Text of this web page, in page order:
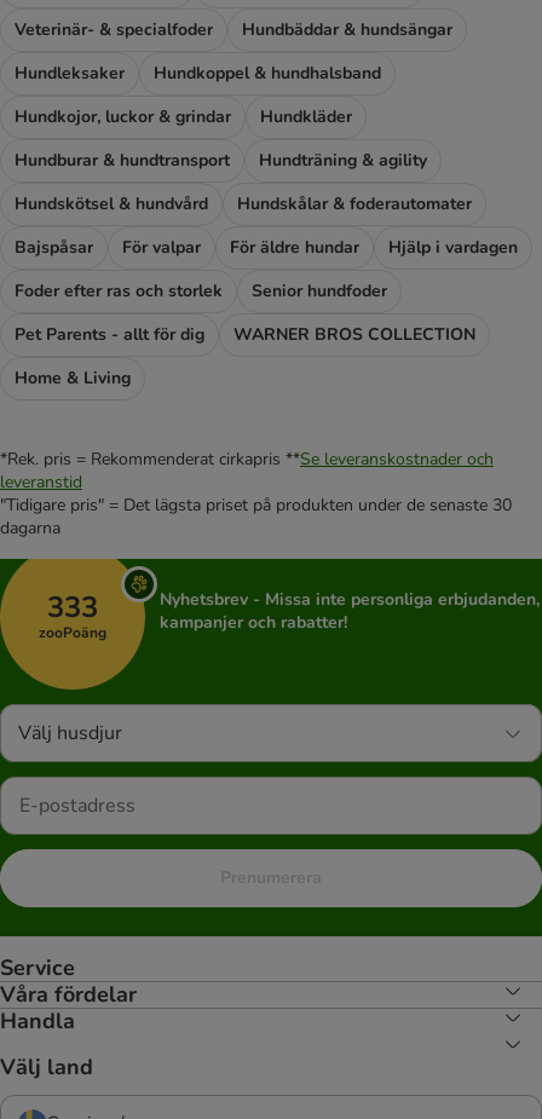
Veterinär- & specialfoder
Hundbäddar & hundsängar
Hundleksaker
Hundkoppel & hundhalsband
Hundkojor, luckor & grindar
Hundkläder
Hundburar & hundtransport
Hundträning & agility
Hundskötsel & hundvård
Hundskålar & foderautomater
Bajspåsar
För valpar För äldre hundar
Hjälp i vardagen
Foder efter ras och storlek
Senior hundfoder
Pet Parents - allt för dig
WARNER BROS COLLECTION
Home & Living
*Rek. pris = Rekommenderat cirkapris **Se leveranskostnader och
leveranstid
"Tidigare pris" = Det lägsta priset på produkten under de senaste 30
dagarna
333
zooPoäng
Nyhetsbrev - Missa inte personliga erbjudanden,
kampanjer och rabatter!
Välj husdjur
Prenumerera
Service
Våra fördelar
Handla
Välj land